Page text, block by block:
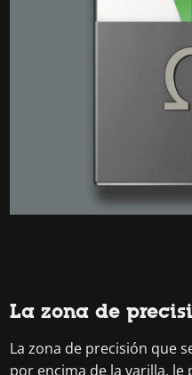
La zona de
La zona de precisión que
por encima de la varilla,